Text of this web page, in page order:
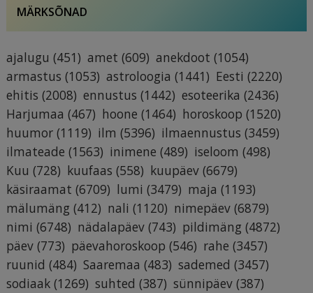
MÄRKSÕNAD
ajalugu (451) amet (609) anekdoot (1054)
armastus (1053) astroloogia (1441) Eesti (2220)
ehitis (2008) ennustus (1442) esoteerika (2436)
Harjumaa (467) hoone (1464) horoskoop (1520)
huumor (1119) ilm (5396) ilmaennustus (3459)
ilmateade (1563) inimene (489) iseloom (498)
Kuu (728) kuufaas (558) kuupäev (6679)
käsiraamat (6709) lumi (3479) maja (1193)
mälumäng (412) nali (1120) nimepäev (6879)
nimi (6748) nädalapäev (743) pildimäng (4872)
päev (773) päevahoroskoop (546) rahe (3457)
ruunid (484) Saaremaa (483) sademed (3457)
sodiaak (1269) suhted (387) sünnipäev (387)